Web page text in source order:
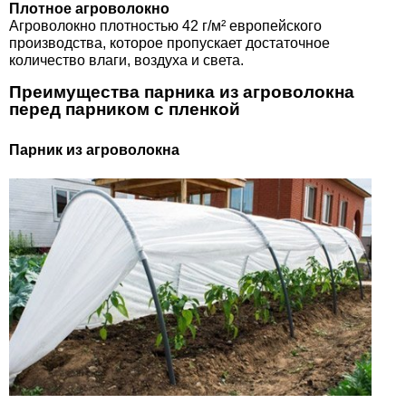
Плотное агроволокно
Агроволокно плотностью 42 г/м² европейского
производства, которое пропускает достаточное
количество влаги, воздуха и света.
Преимущества парника из агроволокна
перед парником с пленкой
Парник из агроволокна